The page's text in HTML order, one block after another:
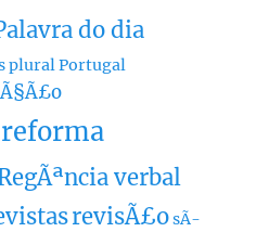
do dia
pluralPortugal
reforma
verbal
revisÃ£osÃ­